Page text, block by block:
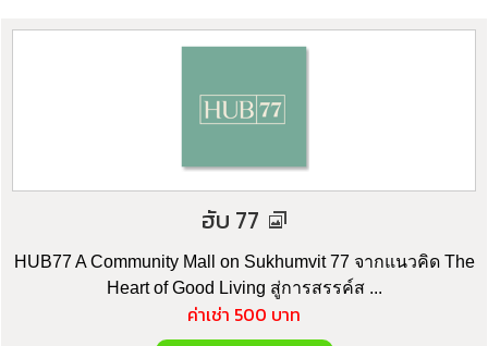
ฮับ 77
HUB77 A Community Mall on Sukhumvit 77 จากแนวคิด The
Heart of Good Living สู่การสรรค์ส ...
ค่าเช่า 500 บาท